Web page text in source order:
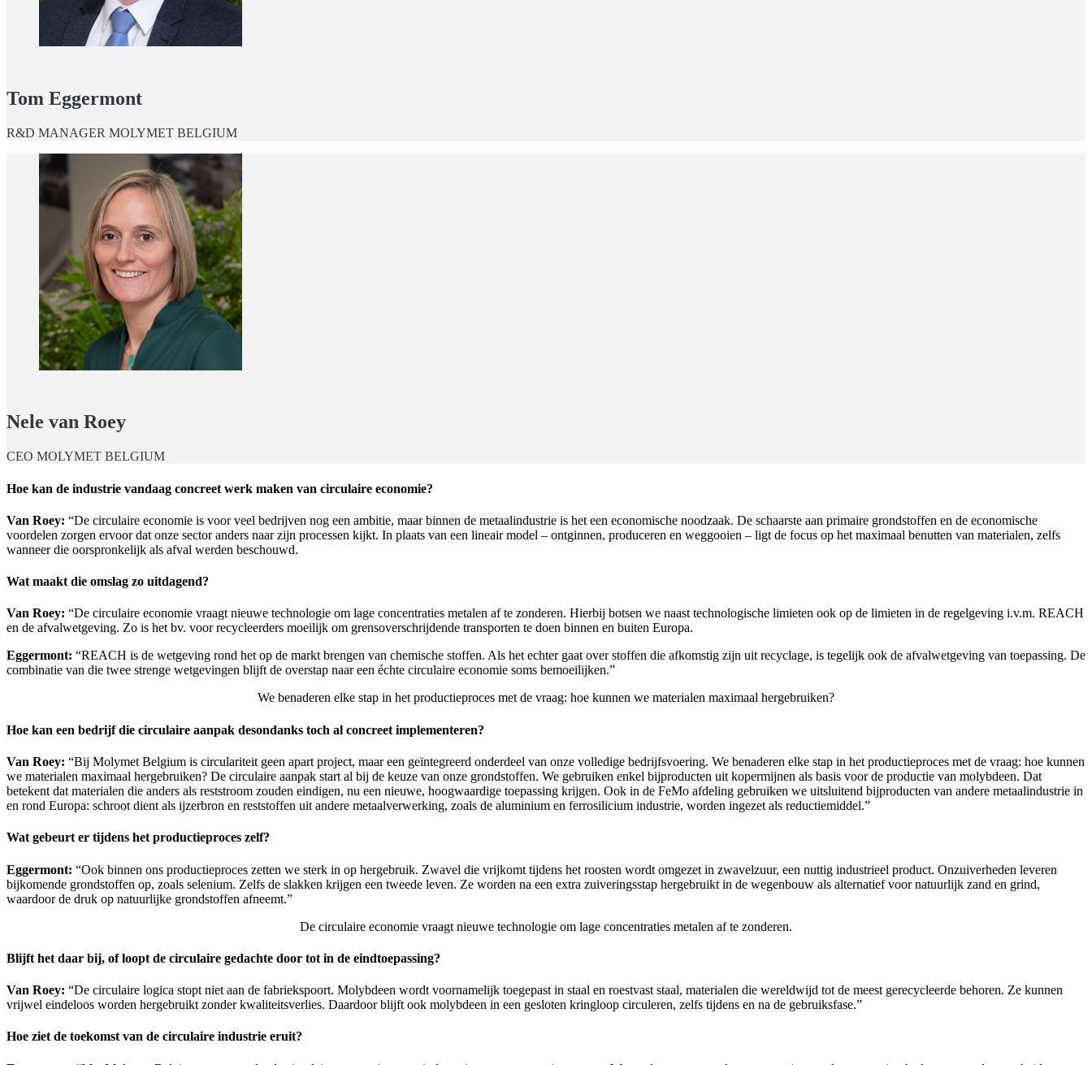
Tom Eggermont
R&D MANAGER MOLYMET BELGIUM
Nele van Roey
CEO MOLYMET BELGIUM
Hoe kan de industrie vandaag concreet werk maken van circulaire economie?
Van Roey: “De circulaire economie is voor veel bedrijven nog een ambitie, maar binnen de metaalindustrie is het een economische noodzaak. De schaarste aan primaire grondstoffen en de economische
voordelen zorgen ervoor dat onze sector anders naar zijn processen kijkt. In plaats van een lineair model – ontginnen, produceren en weggooien – ligt de focus op het maximaal benutten van materialen, zelfs
wanneer die oorspronkelijk als afval werden beschouwd.
Wat maakt die omslag zo uitdagend?
Van Roey: “De circulaire economie vraagt nieuwe technologie om lage concentraties metalen af te zonderen. Hierbij botsen we naast technologische limieten ook op de limieten in de regelgeving i.v.m. REACH
en de afvalwetgeving. Zo is het bv. voor recycleerders moeilijk om grensoverschrijdende transporten te doen binnen en buiten Europa.
Eggermont: “REACH is de wetgeving rond het op de markt brengen van chemische stoffen. Als het echter gaat over stoffen die afkomstig zijn uit recyclage, is tegelijk ook de afvalwetgeving van toepassing. De
combinatie van die twee strenge wetgevingen blijft de overstap naar een échte circulaire economie soms bemoeilijken.”
We benaderen elke stap in het productieproces met de vraag: hoe kunnen we materialen maximaal hergebruiken?
Hoe kan een bedrijf die circulaire aanpak desondanks toch al concreet implementeren?
Van Roey: “Bij Molymet Belgium is circulariteit geen apart project, maar een geïntegreerd onderdeel van onze volledige bedrijfsvoering. We benaderen elke stap in het productieproces met de vraag: hoe kunnen
we materialen maximaal hergebruiken? De circulaire aanpak start al bij de keuze van onze grondstoffen. We gebruiken enkel bijproducten uit kopermijnen als basis voor de productie van molybdeen. Dat
betekent dat materialen die anders als reststroom zouden eindigen, nu een nieuwe, hoogwaardige toepassing krijgen. Ook in de FeMo afdeling gebruiken we uitsluitend bijproducten van andere metaalindustrie in
en rond Europa: schroot dient als ijzerbron en reststoffen uit andere metaalverwerking, zoals de aluminium en ferrosilicium industrie, worden ingezet als reductiemiddel.”
Wat gebeurt er tijdens het productieproces zelf?
Eggermont: “Ook binnen ons productieproces zetten we sterk in op hergebruik. Zwavel die vrijkomt tijdens het roosten wordt omgezet in zwavelzuur, een nuttig industrieel product. Onzuiverheden leveren
bijkomende grondstoffen op, zoals selenium. Zelfs de slakken krijgen een tweede leven. Ze worden na een extra zuiveringsstap hergebruikt in de wegenbouw als alternatief voor natuurlijk zand en grind,
waardoor de druk op natuurlijke grondstoffen afneemt.”
De circulaire economie vraagt nieuwe technologie om lage concentraties metalen af te zonderen.
Blijft het daar bij, of loopt de circulaire gedachte door tot in de eindtoepassing?
Van Roey: “De circulaire logica stopt niet aan de fabriekspoort. Molybdeen wordt voornamelijk toegepast in staal en roestvast staal, materialen die wereldwijd tot de meest gerecycleerde behoren. Ze kunnen
vrijwel eindeloos worden hergebruikt zonder kwaliteitsverlies. Daardoor blijft ook molybdeen in een gesloten kringloop circuleren, zelfs tijdens en na de gebruiksfase.”
Hoe ziet de toekomst van de circulaire industrie eruit?